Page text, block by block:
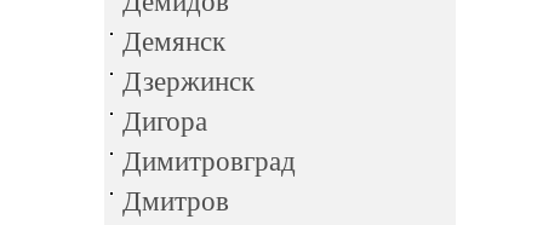
Демянск
Дзержинск
Дигора
Димитровград
Дмитров